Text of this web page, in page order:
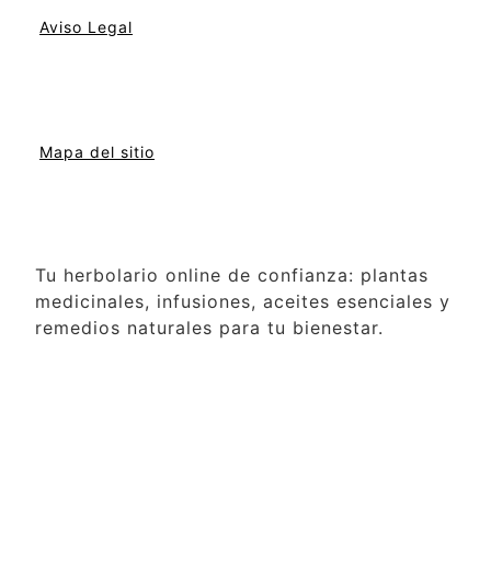
Aviso Legal
Mapa del sitio
Tu herbolario online de confianza: plantas
medicinales, infusiones, aceites esenciales y
remedios naturales para tu bienestar.